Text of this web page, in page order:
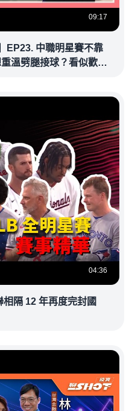
09:17
EP23. 中職明星賽不靠
溫劈腿接球？看似歡樂
04:36
隔 12 年再度完封國